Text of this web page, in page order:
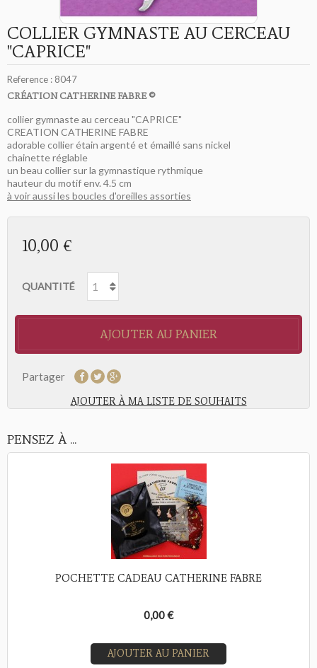
COLLIER GYMNASTE AU CERCEAU
"CAPRICE"
Reference : 8047
CRÉATION CATHERINE FABRE ©
collier gymnaste au cerceau "CAPRICE"
CREATION CATHERINE FABRE
adorable collier étain argenté et émaillé sans nickel
chainette réglable
un beau collier sur la gymnastique rythmique
hauteur du motif env. 4.5 cm
à voir aussi les boucles d'oreilles assorties
10,00 €
QUANTITÉ
AJOUTER AU PANIER
Partager
AJOUTER À MA LISTE DE SOUHAITS
PENSEZ À ...
POCHETTE CADEAU CATHERINE FABRE
0,00 €
AJOUTER AU PANIER